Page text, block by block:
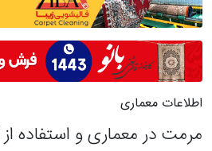
اطلاعات معماری
مرمت در معماری و استفاده